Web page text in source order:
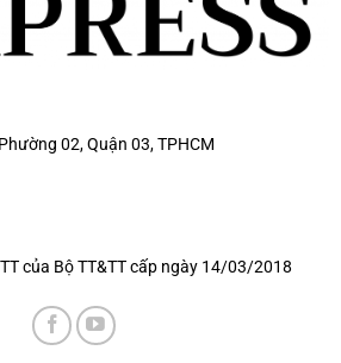
02, Quận 03, TPHCM
của Bộ TT&TT cấp ngày 14/03/2018